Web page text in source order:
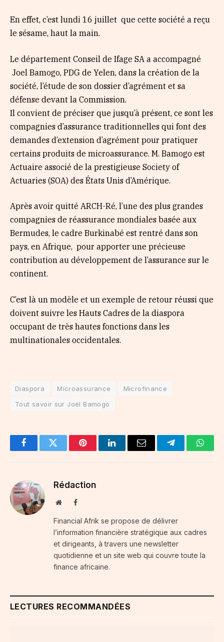
En effet, c’est lundi 16 juillet que cette société a reçu
le sésame, haut la main.
Le département Conseil de Ifage SA a accompagné
Joel Bamogo, PDG de Yelen, dans la création de la
société, l’étude de son dossier d’agrément et sa
défense devant la Commission.
Il convient de préciser que jusqu’à présent, ce sont les
compagnies d’assurance traditionnelles qui font des
demandes d’extension d’agrément pour pratiquer
certains produits de microassurance. M. Bamogo est
Actuaire associé de la prestigieuse Society of
Actuaries (SOA) des États Unis d’Amérique.
Après avoir quitté ARCH-Ré, l’une des plus grandes
compagnies de réassurance mondiales basée aux
Bermudes, le cadre Burkinabé est rentré dans son
pays, en Afrique, pour apporter une précieuse
contribution au développement de l’assurance sur le
continent.
C’est là un modèle et un exemple de retour réussi que
doivent suivre les Hauts Cadres de la diaspora
occupant de très hautes fonctions dans les
multinationales occidentales.
Diaspora Microassurance
Microfinance
Tout savoir sur Joël Bamogo
FacebookTwitter PinterestLinkedInEmail Telegram
Rédaction
WebsiteFacebook
Financial Afrik se propose de délivrer
l’information financière stratégique aux cadres
et dirigeants, à travers une newsletter
quotidienne et un site web qui couvre toute la
finance africaine.
LECTURES RECOMMANDÉES